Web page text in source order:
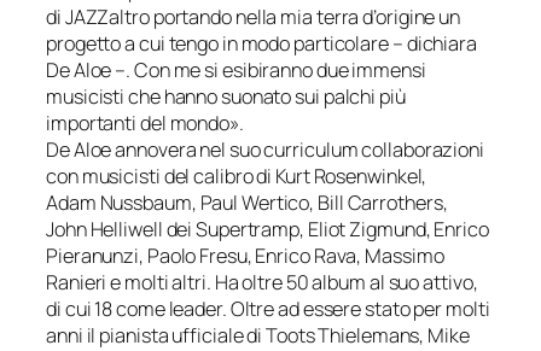
diJAZZaltroportando nella mia terra d’origine un
progetto a cui tengo in modo particolare– dichiara
De Aloe –. Con me si esibiranno due immensi
musicisti che hanno suonato sui palchi più
importanti del mondo».
De Aloe annovera nel suo curriculum collaborazioni
con musicisti del calibro di Kurt Rosenwinkel,
Adam Nussbaum, Paul Wertico, Bill Carrothers,
John Helliwell dei Supertramp, Eliot Zigmund, Enrico
Pieranunzi, Paolo Fresu, Enrico Rava, Massimo
Ranieri e molti altri. Ha oltre 50 album al suo attivo,
di cui 18 come leader. Oltre ad essere stato per molti
anni il pianista ufficiale di Toots Thielemans, Mike